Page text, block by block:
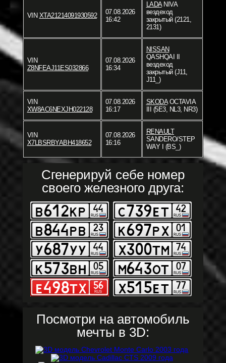
VIN XTA21214091930592
07.08.2026
16:42
LADANIVA
вездеход
закрытый (2121,
2131)
VIN
Z8NFEAJ11ES032866
07.08.2026
16:34
NISSAN
QASHQAI II
вездеход
закрытый (J11,
J11_)
VIN
XW8AC6NEXJH022128
07.08.2026
16:17
SKODAOCTAVIA
III (5E3, NL3, NR3)
VIN
X7LBSRBYABH418652
07.08.2026
16:16
RENAULT
SANDERO/STEP
WAY I (BS_)
Сгенерируй себе номер
своего железного друга:
Посмотри на автомобиль
мечты в 3D: